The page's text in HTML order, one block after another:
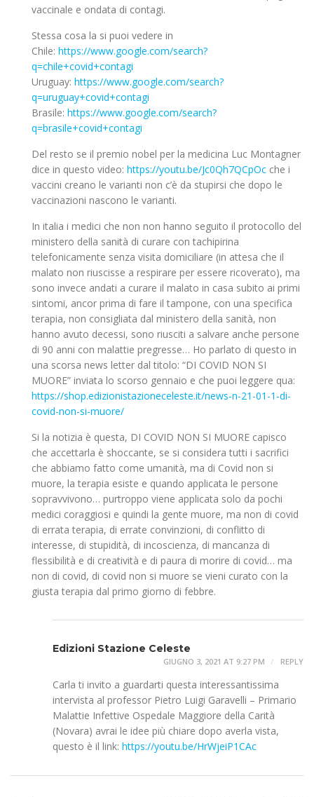
vaccinale e ondata di contagi.
Stessa cosa la si puoi vedere in
Chile: https://www.google.com/search?
q=chile+covid+contagi
Uruguay: https://www.google.com/search?
q=uruguay+covid+contagi
Brasile: https://www.google.com/search?
q=brasile+covid+contagi
Del resto se il premio nobel per la medicina Luc Montagner
dice in questo video: https://youtu.be/Jc0Qh7QCpOc che i
vaccini creano le varianti non c’è da stupirsi che dopo le
vaccinazioni nascono le varianti.
In italia i medici che non non hanno seguito il protocollo del
ministero della sanità di curare con tachipirina
telefonicamente senza visita domiciliare (in attesa che il
malato non riuscisse a respirare per essere ricoverato), ma
sono invece andati a curare il malato in casa subito ai primi
sintomi, ancor prima di fare il tampone, con una specifica
terapia, non consigliata dal ministero della sanità, non
hanno avuto decessi, sono riusciti a salvare anche persone
di 90 anni con malattie pregresse… Ho parlato di questo in
una scorsa news letter dal titolo: “DI COVID NON SI
MUORE” inviata lo scorso gennaio e che puoi leggere qua:
https://shop.edizionistazioneceleste.it/news-n-21-01-1-di-
covid-non-si-muore/
Si la notizia è questa, DI COVID NON SI MUORE capisco
che accettarla è shoccante, se si considera tutti i sacrifici
che abbiamo fatto come umanità, ma di Covid non si
muore, la terapia esiste e quando applicata le persone
sopravvivono… purtroppo viene applicata solo da pochi
medici coraggiosi e quindi la gente muore, ma non di covid
di errata terapia, di errate convinzioni, di conflitto di
interesse, di stupidità, di incoscienza, di mancanza di
flessibilità e di creatività e di paura di morire di covid… ma
non di covid, di covid non si muore se vieni curato con la
giusta terapia dal primo giorno di febbre.
Edizioni Stazione Celeste
GIUGNO 3, 2021 AT 9:27 PM REPLY
Carla ti invito a guardarti questa interessantissima
intervista al professor Pietro Luigi Garavelli – Primario
Malattie Infettive Ospedale Maggiore della Carità
(Novara) avrai le idee più chiare dopo averla vista,
questo è il link: https://youtu.be/HrWjeiP1CAc